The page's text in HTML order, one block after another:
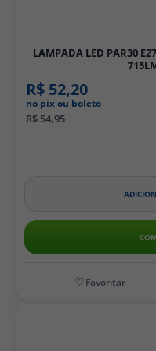
LAMPADA LED PAR30
R$ 52,20
no pix ou boleto
R$ 54,95